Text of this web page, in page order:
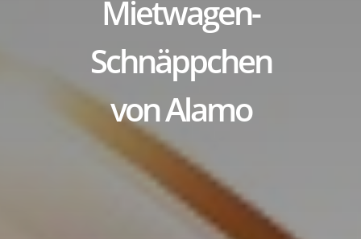
Mietwagen-
Schnäppchen
von Alamo